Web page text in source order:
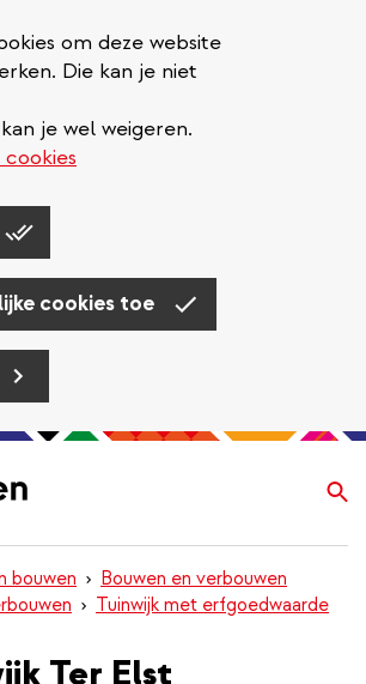
om deze website
Die kan je niet
je wel weigeren.
cookies toe
bouwen
Bouwen en verbouwen
Tuinwijk met erfgoedwaarde
Ter Elst